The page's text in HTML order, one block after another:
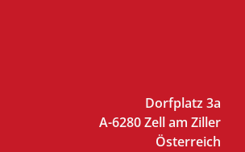
Dorfplatz 3a
A-6280 Zell am Ziller
Österreich